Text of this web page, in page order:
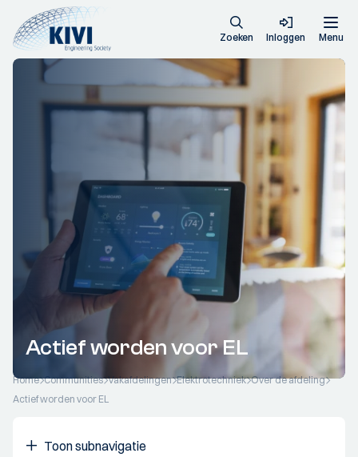
Zoeken Inloggen Menu
Actief worden voor EL
Home Communities Vakafdelingen Elektrotechniek Over de afdeling
Actief worden voor EL
Toon subnavigatie